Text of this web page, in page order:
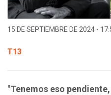
15 DE SEPTIEMBRE DE 2024 -
T13
"Tenemos eso